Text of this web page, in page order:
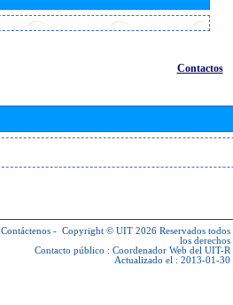
Contactos
Contáctenos - Copyright © UIT 2026 Reservados todos
los derechos
Contacto público : Coordenador Web del UIT-R
Actualizado el : 2013-01-30